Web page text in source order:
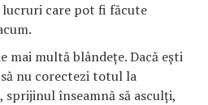
care pot fi făcute
mai multă blândețe. Dacă ești
nu corectezi totul la
sprijinul înseamnă să asculți,